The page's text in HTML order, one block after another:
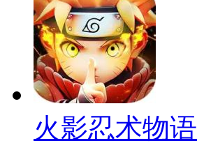
火影忍术物语